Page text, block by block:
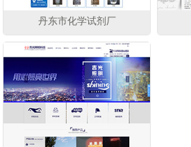
丹东市化学试剂厂